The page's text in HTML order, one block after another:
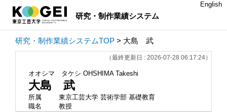
研究・制作業績システム
English
研究・制作業績システムTOP > 大島 武
（最終更新日 : 2026-07-28 06:17:24）
オオシマ タケシ OHSHIMA Takeshi
大島 武
所属
東京工芸大学 芸術学部 基礎教育
職名
教授